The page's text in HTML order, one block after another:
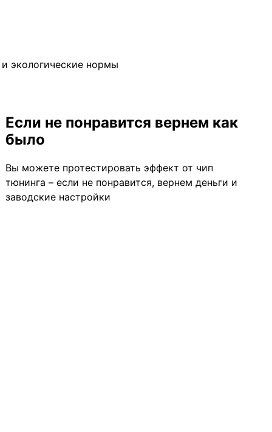
экологические нормы
Если не понравится вернем как
было
Вы можете протестировать эффект от чип
тюнинга – если не понравится, вернем деньги и
заводские настройки